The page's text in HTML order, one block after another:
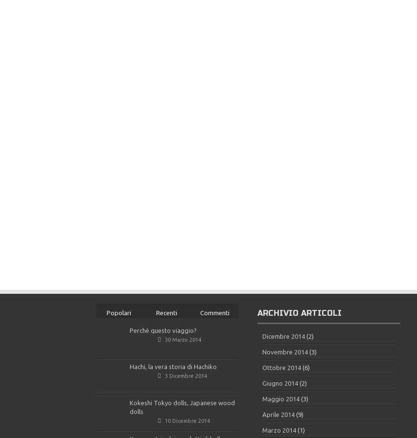
Popolari Recenti Commenti
Perchè questo viaggio?
30 Marzo 2014
Hachi, la vera storia di Hachiko
3 Dicembre 2014
Kokeshi Tokyo dolls, Japanese wood
dolls
10 Dicembre 2014
ARCHIVIO ARTICOLI
Dicembre 2014(2)
Novembre 2014(3)
Ottobre 2014(6)
Giugno 2014(2)
Maggio 2014(3)
Aprile 2014(9)
Marzo 2014(1)